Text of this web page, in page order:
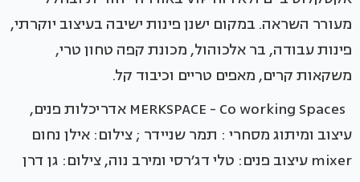
מעורר השראה. במקום ישנן פינות ישיבה בעיצוב יוקרתי,
פינות עבודה, בר אלכוהול, מכונת קפה טחון טרי,
משקאות קרים, מאפים טריים וכיבוד קל.
MERKSPACE - Co working Spaces אדריכלות פנים,
עיצוב ומיתוג מסחרי : תמר שניידר ; צילום: אילן נחום
mixer עיצוב פנים: טלי דג׳רסי ומירב נוה, צילום: גן דרן